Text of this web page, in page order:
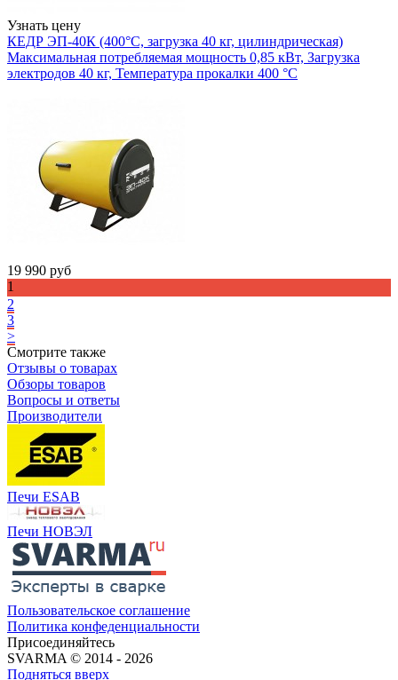
Узнать цену
КЕДР ЭП-40К (400°C, загрузка 40 кг, цилиндрическая)
Максимальная потребляемая мощность 0,85 кВт, Загрузка
электродов 40 кг, Температура прокалки 400 °С
19 990 руб
1
2
3
>
Смотрите также
Отзывы о товарах
Обзоры товаров
Вопросы и ответы
Производители
Печи ESAB
Печи НОВЭЛ
Пользовательское соглашение
Политика конфеденциальности
Присоединяйтесь
SVARMA © 2014 - 2026
Подняться вверх